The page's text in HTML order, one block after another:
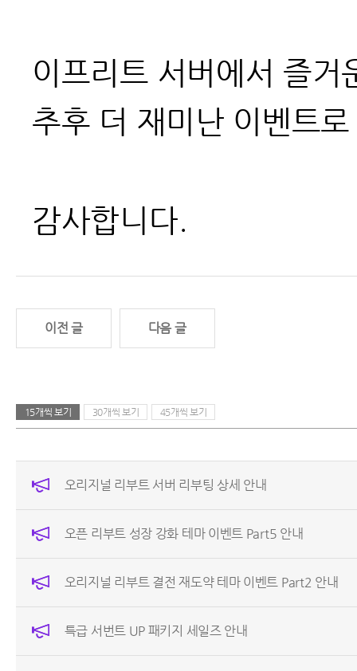
이프리트 서버에서 즐
추후 더 재미난 이벤트
감사합니다.
이전 글 다음 글
15개씩 보기 30개씩 보기 45개씩 보기
오리지널 리부트 서버 리부팅 상세 안내
오픈 리부트 성장 강화 테마 이벤트 Part5 안내
오리지널 리부트 결전 재도약 테마 이벤트 Part2 안내
특급 서번트 UP 패키지 세일즈 안내